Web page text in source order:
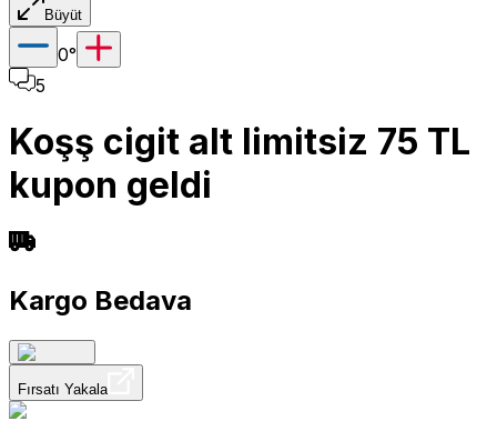
Büyüt
0°
5
Koşş cigit alt limitsiz 75 TL
kupon geldi
Kargo Bedava
Fırsatı Yakala